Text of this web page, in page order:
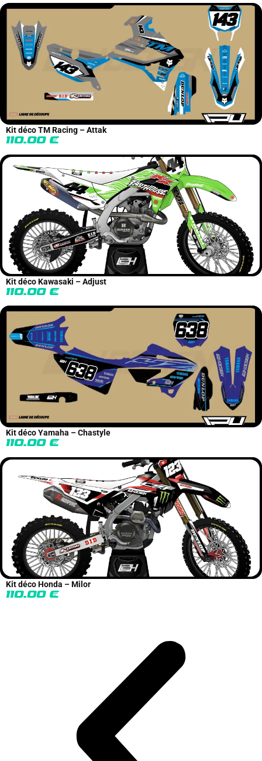
Kit déco TM Racing – Attak
110.00 €
Kit déco Kawasaki – Adjust
110.00 €
Kit déco Yamaha – Chastyle
110.00 €
Kit déco Honda – Milor
110.00 €